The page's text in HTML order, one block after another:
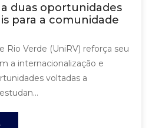
duas oportunidades
para a comunidade
Rio Verde (UniRV) reforça seu
a internacionalização e
voltadas a